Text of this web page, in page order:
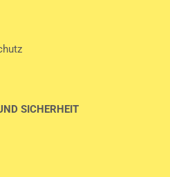
SICHERHEIT